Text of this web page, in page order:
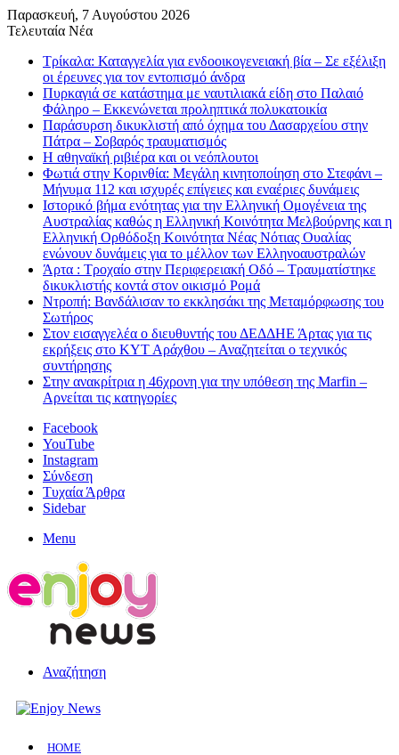
Παρασκευή, 7 Αυγούστου 2026
Τελευταία Νέα
Τρίκαλα: Καταγγελία για ενδοοικογενειακή βία – Σε εξέλιξη
οι έρευνες για τον εντοπισμό άνδρα
Πυρκαγιά σε κατάστημα με ναυτιλιακά είδη στο Παλαιό
Φάληρο – Εκκενώνεται προληπτικά πολυκατοικία
Παράσυρση δικυκλιστή από όχημα του Δασαρχείου στην
Πάτρα – Σοβαρός τραυματισμός
Η αθηναϊκή ριβιέρα και οι νεόπλουτοι
Φωτιά στην Κορινθία: Μεγάλη κινητοποίηση στο Στεφάνι –
Μήνυμα 112 και ισχυρές επίγειες και εναέριες δυνάμεις
Ιστορικό βήμα ενότητας για την Ελληνική Ομογένεια της
Αυστραλίας καθώς η Ελληνική Κοινότητα Μελβούρνης και η
Ελληνική Ορθόδοξη Κοινότητα Νέας Νότιας Ουαλίας
ενώνουν δυνάμεις για το μέλλον των Ελληνοαυστραλών
Άρτα : Τροχαίο στην Περιφερειακή Οδό – Τραυματίστηκε
δικυκλιστής κοντά στον οικισμό Ρομά
Ντροπή: Βανδάλισαν το εκκλησάκι της Μεταμόρφωσης του
Σωτήρος
Στον εισαγγελέα ο διευθυντής του ΔΕΔΔΗΕ Άρτας για τις
εκρήξεις στο ΚΥΤ Αράχθου – Αναζητείται ο τεχνικός
συντήρησης
Στην ανακρίτρια η 46χρονη για την υπόθεση της Marfin –
Αρνείται τις κατηγορίες
Facebook
YouTube
Instagram
Σύνδεση
Τυχαία Άρθρα
Sidebar
Menu
Αναζήτηση
HOME